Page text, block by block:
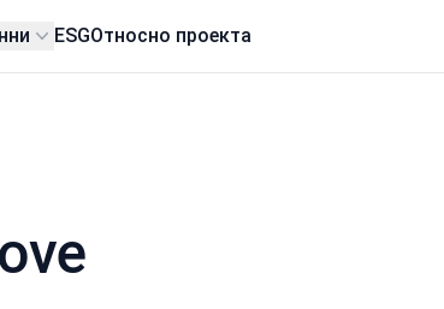
ESGОтносно проекта